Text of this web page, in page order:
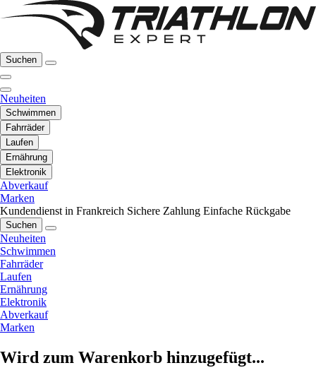
Suchen
Neuheiten
Schwimmen
Fahrräder
Laufen
Ernährung
Elektronik
Abverkauf
Marken
Kundendienst in Frankreich Sichere Zahlung Einfache Rückgabe
Suchen
Neuheiten
Schwimmen
Fahrräder
Laufen
Ernährung
Elektronik
Abverkauf
Marken
Wird zum Warenkorb hinzugefügt...